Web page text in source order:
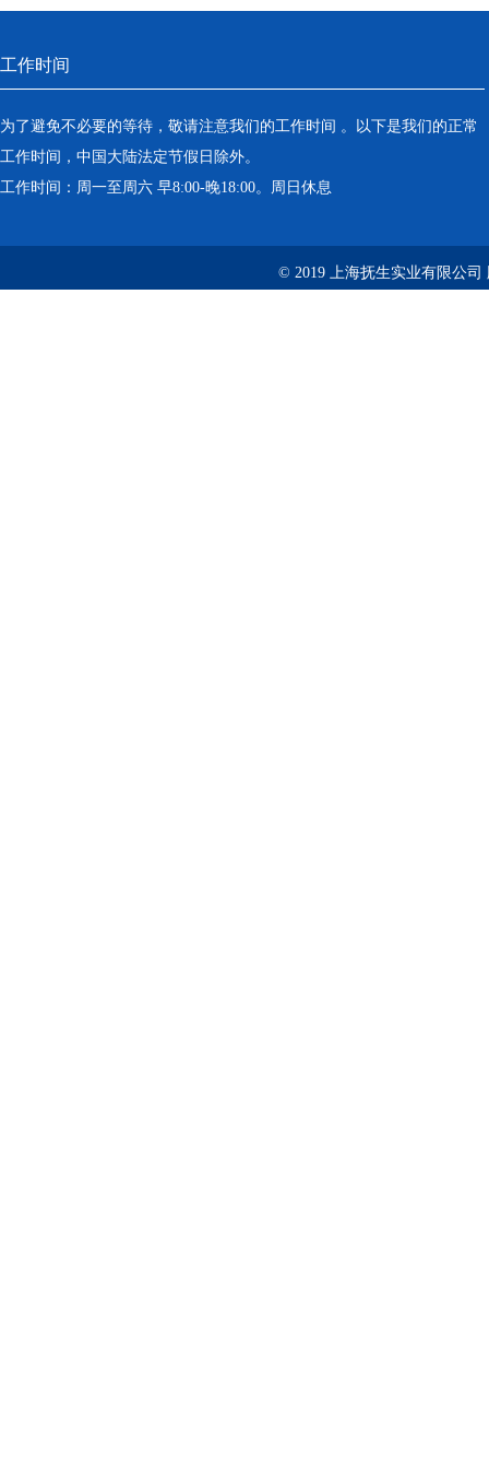
工作时间
为了避免不必要的等待，敬请注意我们的工作时间 。以下是我们的正常
工作时间，中国大陆法定节假日除外。
工作时间：周一至周六 早8:00-晚18:00。周日休息
© 2019 上海抚生实业有限公司